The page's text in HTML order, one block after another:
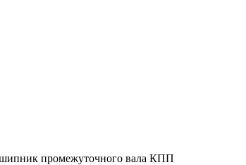
промежуточного вала КПП